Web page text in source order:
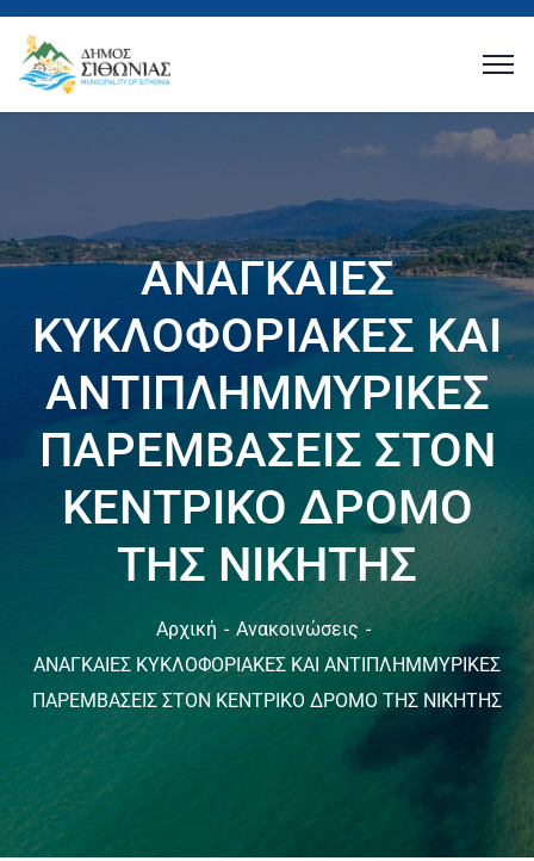
ΑΝΑΓΚΑΙΕΣ
ΚΥΚΛΟΦΟΡΙΑΚΕΣ ΚΑΙ
ΑΝΤΙΠΛΗΜΜΥΡΙΚΕΣ
ΠΑΡΕΜΒΑΣΕΙΣ ΣΤΟΝ
ΚΕΝΤΡΙΚΟ ΔΡΟΜΟ
ΤΗΣ ΝΙΚΗΤΗΣ
Αρχική
Ανακοινώσεις
ΑΝΑΓΚΑΙΕΣ ΚΥΚΛΟΦΟΡΙΑΚΕΣ ΚΑΙ ΑΝΤΙΠΛΗΜΜΥΡΙΚΕΣ
ΠΑΡΕΜΒΑΣΕΙΣ ΣΤΟΝ ΚΕΝΤΡΙΚΟ ΔΡΟΜΟ ΤΗΣ ΝΙΚΗΤΗΣ